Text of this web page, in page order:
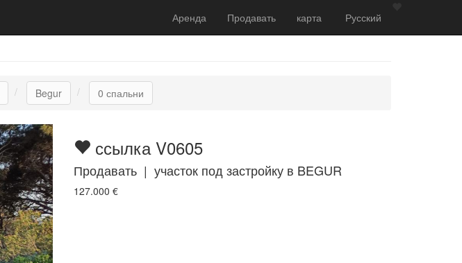
Аренда Продавать карта Русский
Begur 0 спальни
ссылка V0605
Продавать | участок под застройку в BEGUR
127.000 €